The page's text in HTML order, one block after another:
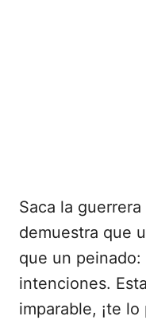
Saca la
demuestra que
que un
intenciones.
imparable, ¡te lo